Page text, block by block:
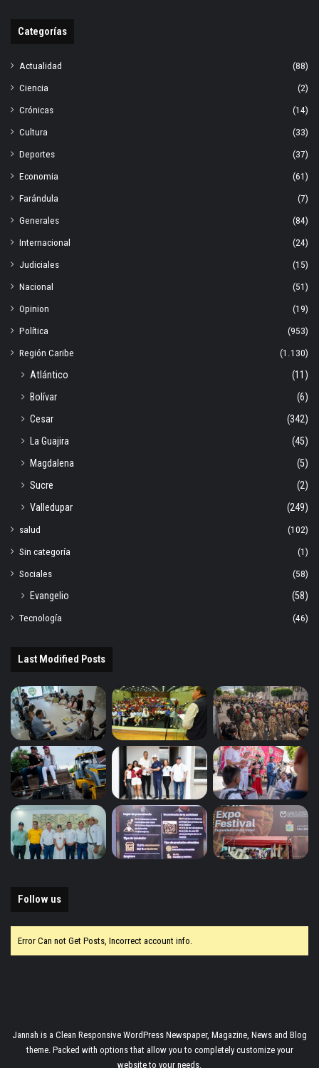
Categorías
Actualidad
(88)
Ciencia
(2)
Crónicas
(14)
Cultura
(33)
Deportes
(37)
Economia
(61)
Farándula
(7)
Generales
(84)
Internacional
(24)
Judiciales
(15)
Nacional
(51)
Opinion
(19)
Política
(953)
Región Caribe
(1.130)
Atlántico
(11)
Bolívar
(6)
Cesar
(342)
La Guajira
(45)
Magdalena
(5)
Sucre
(2)
Valledupar
(249)
salud
(102)
Sin categoría
(1)
Sociales
(58)
Evangelio
(58)
Tecnología
(46)
Last Modified Posts
Follow us
Error Can not Get Posts, Incorrect account info.
Jannah is a Clean Responsive WordPress Newspaper, Magazine, News and Blog
theme. Packed with options that allow you to completely customize your
website to your needs.